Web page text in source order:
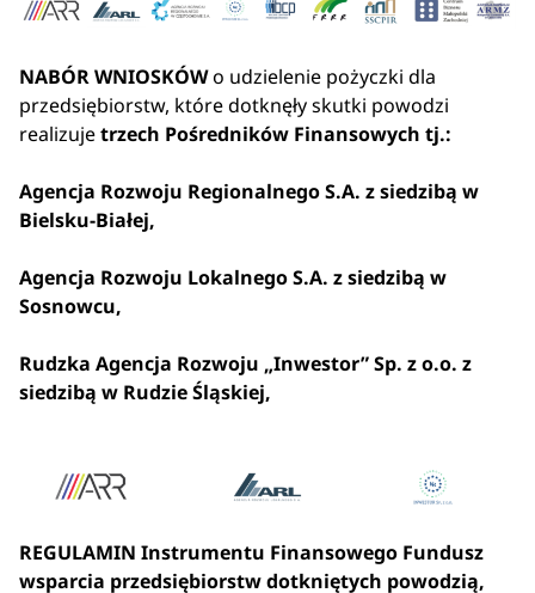
NABÓR WNIOSKÓWo udzielenie pożyczki dla
przedsiębiorstw, które dotknęły skutki powodzi
realizujetrzech Pośredników Finansowych tj.:
Agencja Rozwoju Regionalnego S.A. z siedzibą w
Bielsku-Białej,
Agencja Rozwoju Lokalnego S.A. z siedzibą w
Sosnowcu,
Rudzka Agencja Rozwoju „Inwestor” Sp. z o.o. z
siedzibą w Rudzie Śląskiej,
REGULAMIN Instrumentu Finansowego Fundusz
wsparcia przedsiębiorstw dotkniętych powodzią,